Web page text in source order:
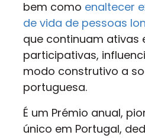
bem como enaltecer
de vida de pessoas
que continuam ativas
participativas,
modo construtivo a
portuguesa.
É um Prémio anual,
único em Portugal,